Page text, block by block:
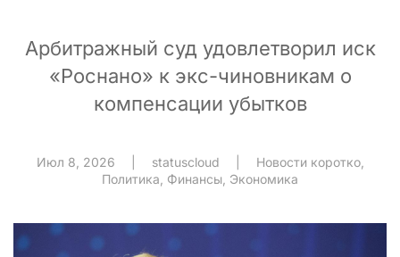
Арбитражный суд удовлетворил иск
«Роснано» к экс-чиновникам о
компенсации убытков
Июл 8, 2026 statuscloud Новости коротко,
Политика Финансы Экономика